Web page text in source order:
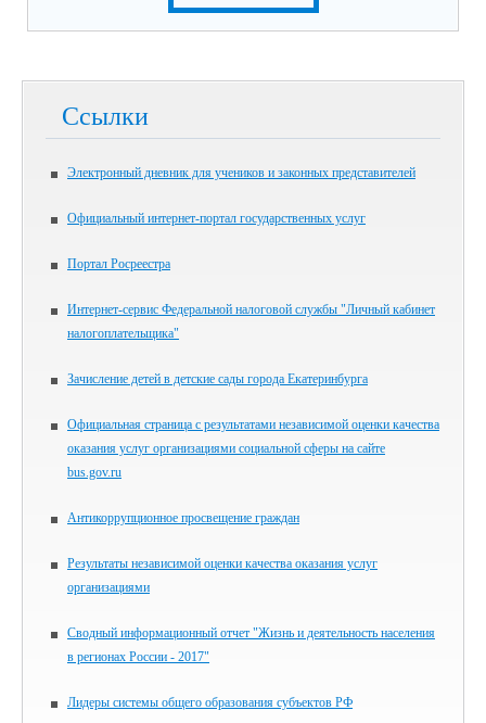
Ссылки
Электронный дневник для учеников и законных представителей
Официальный интернет-портал государственных услуг
Портал Росреестра
Интернет-сервис Федеральной налоговой службы "Личный кабинет
налогоплательщика"
Зачисление детей в детские сады города Екатеринбурга
Официальная страница с результатами независимой оценки качества
оказания услуг организациями социальной сферы на сайте
bus.gov.ru
Антикоррупционное просвещение граждан
Результаты независимой оценки качества оказания услуг
организациями
Сводный информационный отчет "Жизнь и деятельность населения
в регионах России - 2017"
Лидеры системы общего образования субъектов РФ